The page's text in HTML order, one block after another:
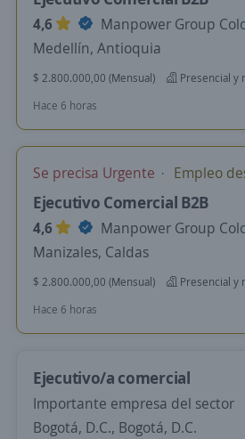
4,6
Manpower Group
Medellín, Antioquia
$ 2.800.000,00 (Mensual)
Presencial y
Hace 6 horas
Se precisa Urgente Empleo
Ejecutivo Comercial B2B
4,6
Manpower Group
Manizales, Caldas
$ 2.800.000,00 (Mensual)
Presencial y
Hace 6 horas
Ejecutivo/a comercial
Importante empresa del sector
Bogotá, D.C., Bogotá, D.C.